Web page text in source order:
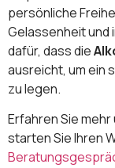
persönliche
Gelassenheit
dafür, dass die
ausreicht, um ein
zu legen.
Erfahren Sie
starten Sie Ihren